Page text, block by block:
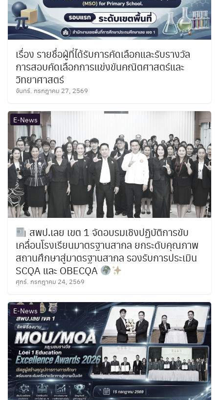
เรื่อง รายชื่อผู้ที่ได้รับการคัดเลือกและรับรางวัล
การสอบคัดเลือกการแข่งขันคณิตศาสตร์และ
วิทยาศาสตร์
จันทร์. กรกฎาคม 27, 2569
E-News
สพป.เลย เขต 1 จัดอบรมเชิงปฏิบัติการขับ
เคลื่อนโรงเรียนมาตรฐานสากล ยกระดับคุณภาพ
สถานศึกษาสู่มาตรฐานสากล รองรับการประเมิน
SCQA และ OBECQA
ศุกร์. กรกฎาคม 24, 2569
E-News